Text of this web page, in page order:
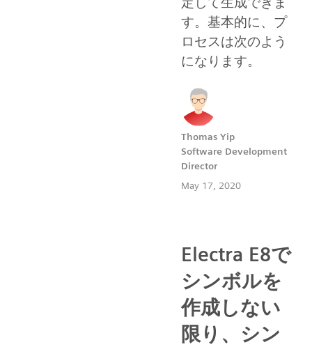
す。基本的に、プ
ロセスは次のよう
になります。
Thomas Yip
Software Development
Director
May 17, 2020
Electra E8で
シンボルを
作成しない
限り、シン